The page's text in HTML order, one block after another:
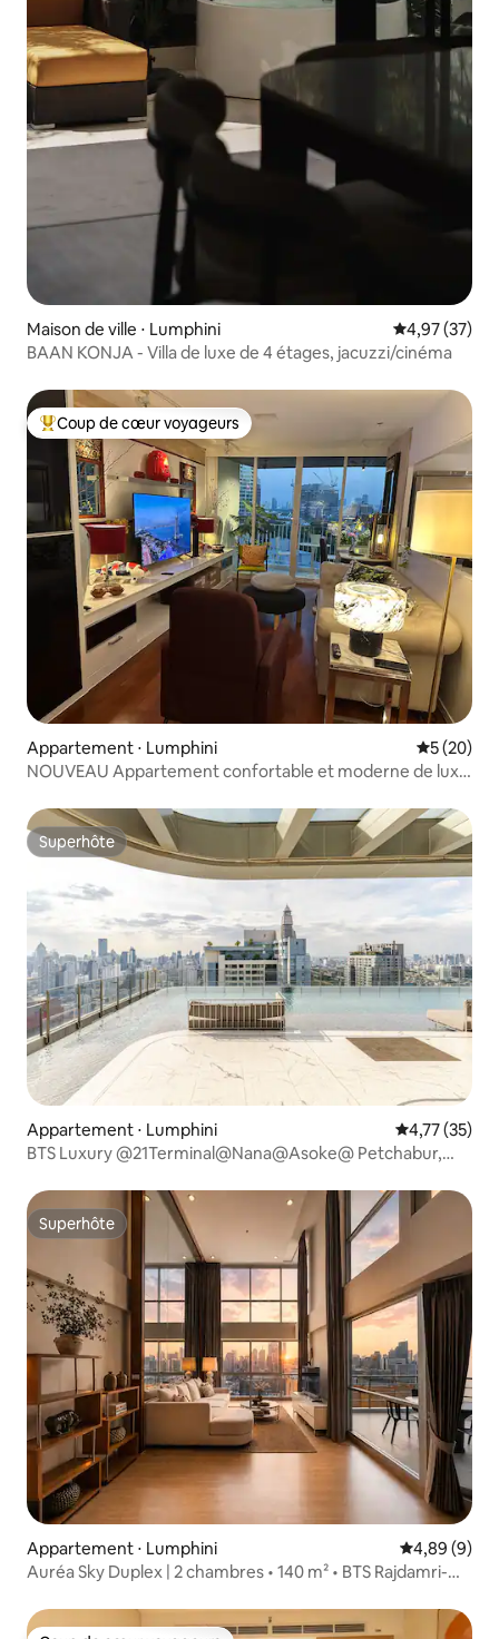
Maison de ville ⋅ Lumphini Évaluation
4,97 (37)
BAAN KONJA - Villa de luxe de 4 étages, jacuzzi/cinéma
Coups de cœur voyageurs les plus appréciés
Coup de cœur voyageurs
Appartement ⋅ Lumphini
5 (20)
NOUVEAU Appartement confortable et moderne de luxe
Superhôte
Superhôte
Appartement ⋅ Lumphini Évaluation
4,77 (35)
BTS Luxury @21Terminal@Nana@Asoke@ Petchabur,
Superhôte
Superhôte
Appartement ⋅ Lumphini Évaluation
4,89 (9)
Auréa Sky Duplex | 2 chambres • 140 m² • BTS Rajdamri-